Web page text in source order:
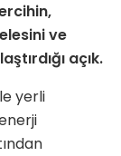
ve
açık.
yerli